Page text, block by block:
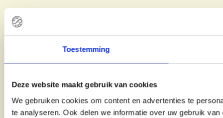
Toestemming
Deze website maakt gebruik van cookies
We gebruiken cookies om content en advertenties te
te analyseren. Ook delen we informatie over uw gebruik